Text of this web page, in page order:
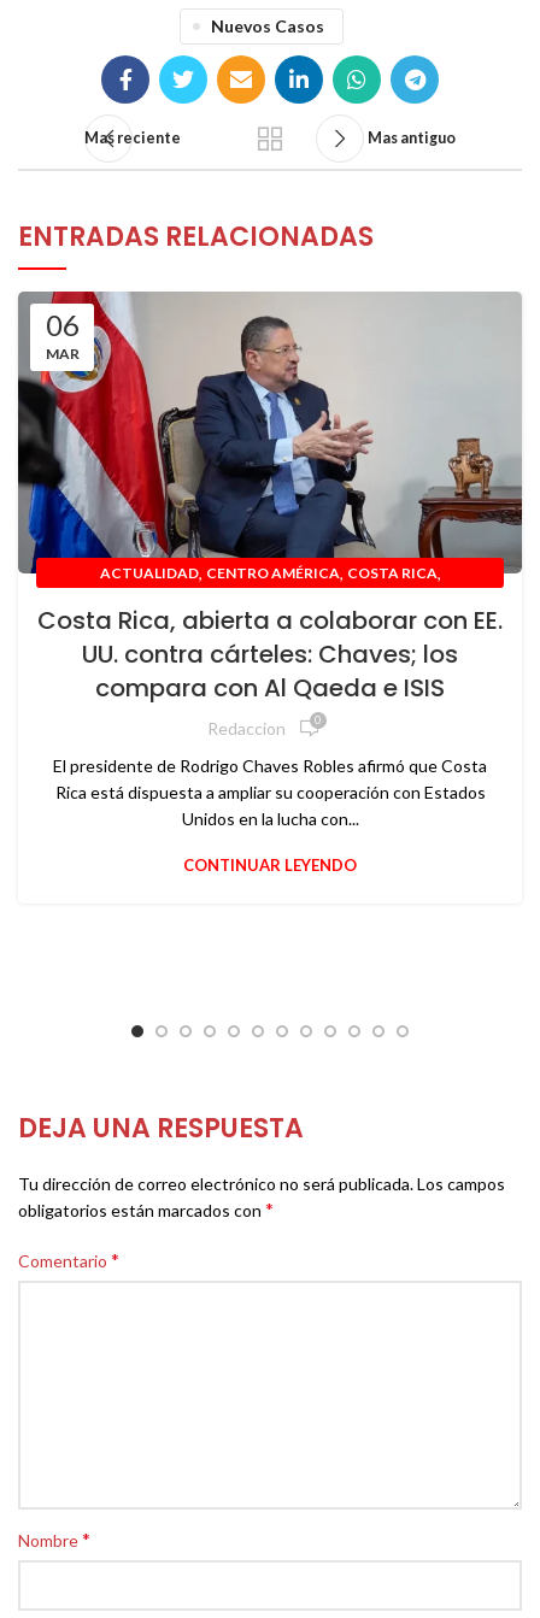
Nuevos Casos
Mas reciente Mas antiguo
ENTRADAS RELACIONADAS
06
MAR
ACTUALIDAD, CENTRO AMÉRICA, COSTA RICA,
NOTICIAS,POLÍTICA, USA
Costa Rica, abierta a colaborar con EE.
UU. contra cárteles: Chaves; los
compara con Al Qaeda e ISIS
Redaccion 0
El presidente de Rodrigo Chaves Robles afirmó que Costa
Rica está dispuesta a ampliar su cooperación con Estados
Unidos en la lucha con...
CONTINUAR LEYENDO
DEJA UNA RESPUESTA
Tu dirección de correo electrónico no será publicada.Los campos
obligatorios están marcados con *
Comentario *
Nombre*